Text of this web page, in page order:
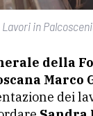
Lavori in
della
Marco
dei